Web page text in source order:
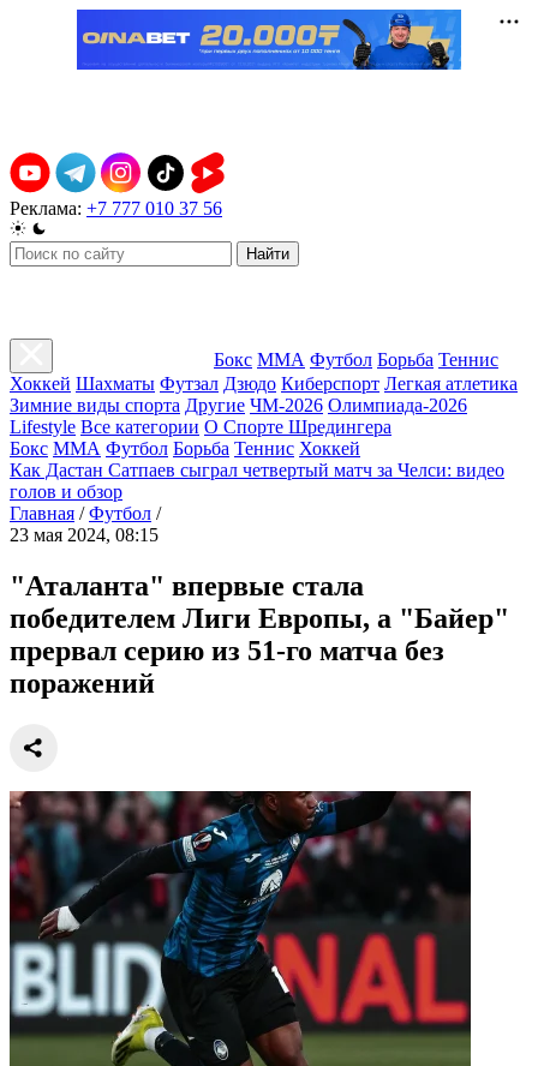
Реклама: +7 777 010 37 56
Найти
Бокс ММА Футбол Борьба Теннис
Хоккей Шахматы Футзал Дзюдо Киберспорт Легкая атлетика
Зимние виды спорта Другие ЧМ-2026 Олимпиада-2026
Lifestyle Все категории О Спорте Шредингера
Бокс ММА Футбол Борьба Теннис Хоккей
Как Дастан Сатпаев сыграл четвертый матч за Челси: видео
голов и обзор
Главная / Футбол /
23 мая 2024, 08:15
"Аталанта" впервые стала
победителем Лиги Европы, а "Байер"
прервал серию из 51-го матча без
поражений